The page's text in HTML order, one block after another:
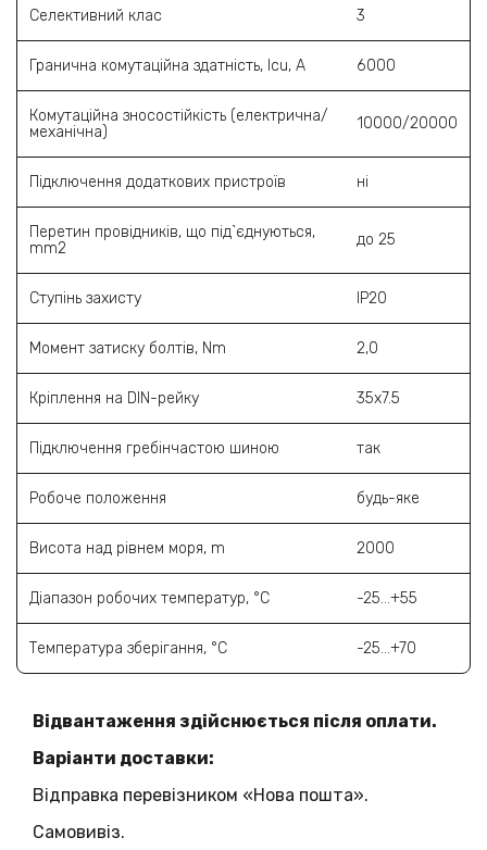
Селективний клас 3
Гранична комутаційна здатність, Icu, A 6000
Комутаційна зносостійкість (електрична/
механічна)
10000/20000
Підключення додаткових пристроїв ні
Перетин провідників, що під`єднуються,
mm2
до 25
Ступінь захисту ІР20
Момент затиску болтів, Nm 2,0
Кріплення на DIN-рейку 35х7.5
Підключення гребінчастою шиною так
Робоче положення будь-яке
Висота над рівнем моря, m 2000
Діапазон робочих температур, °C -25…+55
Температура зберігання, °C -25…+70
Відвантаження здійснюється після оплати.
Варіанти доставки:
Відправка перевізником «Нова пошта».
Самовивіз.